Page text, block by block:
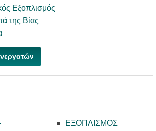
Εξοπλισμός
της Βίας
ΕΞΟΠΛΙΣΜΟΣ